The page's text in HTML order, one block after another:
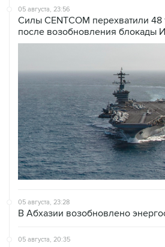
05 августа, 23:56
Силы CENTCOM перехватили 48
после возобновления блокады
05 августа, 23:28
В Абхазии возобновлено
05 августа, 20:35